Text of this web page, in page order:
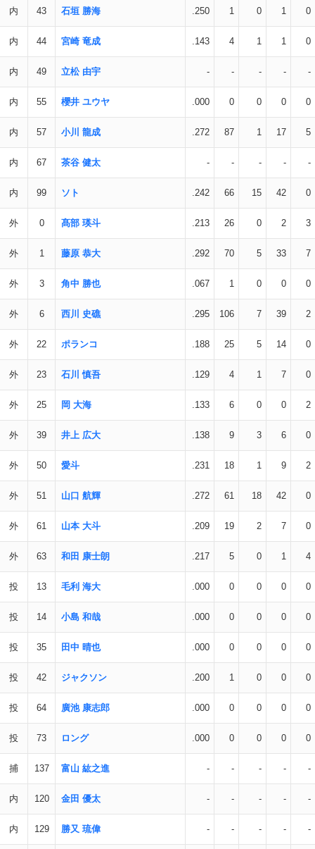
内 43 石垣 勝海 .250 1 0 1 0
内 44 宮崎 竜成 .143 4 1 1 0
内 49 立松 由宇 - - - - -
内 55 櫻井 ユウヤ .000 0 0 0 0
内 57 小川 龍成 .272 87 1 17 5
内 67 茶谷 健太 - - - - -
内 99 ソト .242 66 15 42 0
外 0 髙部 瑛斗 .213 26 0 2 3
外 1 藤原 恭大 .292 70 5 33 7
外 3 角中 勝也 .067 1 0 0 0
外 6 西川 史礁 .295 106 7 39 2
外 22 ポランコ .188 25 5 14 0
外 23 石川 慎吾 .129 4 1 7 0
外 25 岡 大海 .133 6 0 0 2
外 39 井上 広大 .138 9 3 6 0
外 50 愛斗 .231 18 1 9 2
外 51 山口 航輝 .272 61 18 42 0
外 61 山本 大斗 .209 19 2 7 0
外 63 和田 康士朗 .217 5 0 1 4
投 13 毛利 海大 .000 0 0 0 0
投 14 小島 和哉 .000 0 0 0 0
投 35 田中 晴也 .000 0 0 0 0
投 42 ジャクソン .200 1 0 0 0
投 64 廣池 康志郎 .000 0 0 0 0
投 73 ロング .000 0 0 0 0
捕 137 富山 紘之進 - - - - -
内 120 金田 優太 - - - - -
内 129 勝又 琉偉 - - - - -